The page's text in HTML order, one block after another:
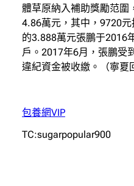
體草原納入補助獎勵范圍
4.86萬元，其中，9720
的3.888萬元張鵬于2016
戶。2017年6月，張鵬受
違紀資金被收繳。（寧夏
包養網VIP
TC:sugarpopular900